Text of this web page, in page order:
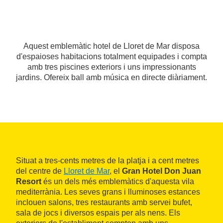
Aquest emblemàtic hotel de Lloret de Mar disposa
d'espaioses habitacions totalment equipades i compta
amb tres piscines exteriors i uns impressionants
jardins. Ofereix ball amb música en directe diàriament.
Situat a tres-cents metres de la platja i a cent metres
del centre de Lloret de Mar, el Gran Hotel Don Juan
Resort és un dels més emblemàtics d'aquesta vila
mediterrània. Les seves grans i lluminoses estances
inclouen salons, tres restaurants amb servei bufet,
sala de jocs i diversos espais per als nens. Els